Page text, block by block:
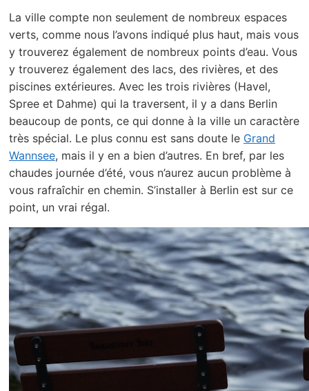
La ville compte non seulement de nombreux espaces
verts, comme nous l’avons indiqué plus haut, mais vous
y trouverez également de nombreux points d’eau. Vous
y trouverez également des lacs, des rivières, et des
piscines extérieures. Avec les trois rivières (Havel,
Spree et Dahme) qui la traversent, il y a dans Berlin
beaucoup de ponts, ce qui donne à la ville un caractère
très spécial. Le plus connu est sans doute le Grand
Wannsee, mais il y en a bien d’autres. En bref, par les
chaudes journée d’été, vous n’aurez aucun problème à
vous rafraîchir en chemin. S’installer à Berlin est sur ce
point, un vrai régal.